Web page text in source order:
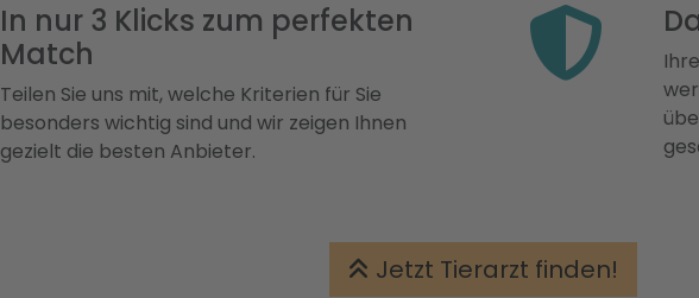
In nur 3 Klicks zum perfekten
Match
Teilen Sie uns mit, welche Kriterien für Sie
besonders wichtig sind und wir zeigen Ihnen
gezielt die besten Anbieter.
Jetzt Tierarzt finden!